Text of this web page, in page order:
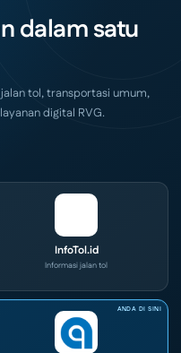
dalam satu
tol, transportasi umum,
digital RVG.
InfoTol.id
Informasi jalan tol